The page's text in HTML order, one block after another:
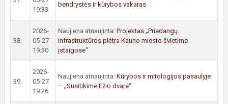
19:33
bendrystės ir kūrybos vakaras
38.
2026-
05-27
19:30
Naujiena atnaujinta: Projektas „Priedangų
infrastruktūros plėtra Kauno miesto švietimo
įstaigose"
39.
2026-
05-27
19:26
Naujiena atnaujinta: Kūrybos ir mitologijos pasaulyje
– „Susitikime Ežio dvare“